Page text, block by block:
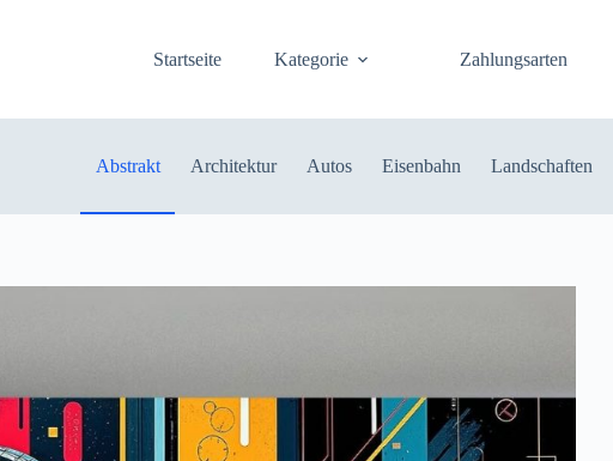
Startseite Kategorie Zahlungsarten
Abstrakt Architektur Autos Eisenbahn Landschaften